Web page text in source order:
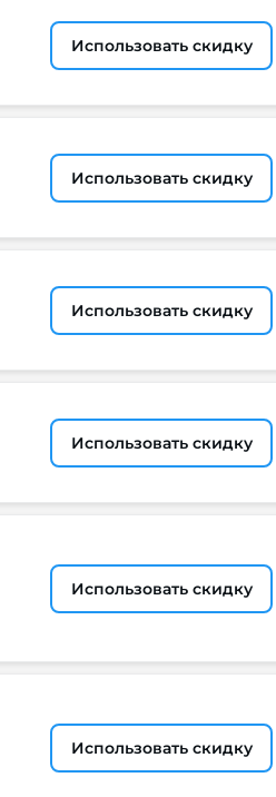
Использовать скидку
Использовать скидку
Использовать скидку
Использовать скидку
Использовать скидку
Использовать скидку